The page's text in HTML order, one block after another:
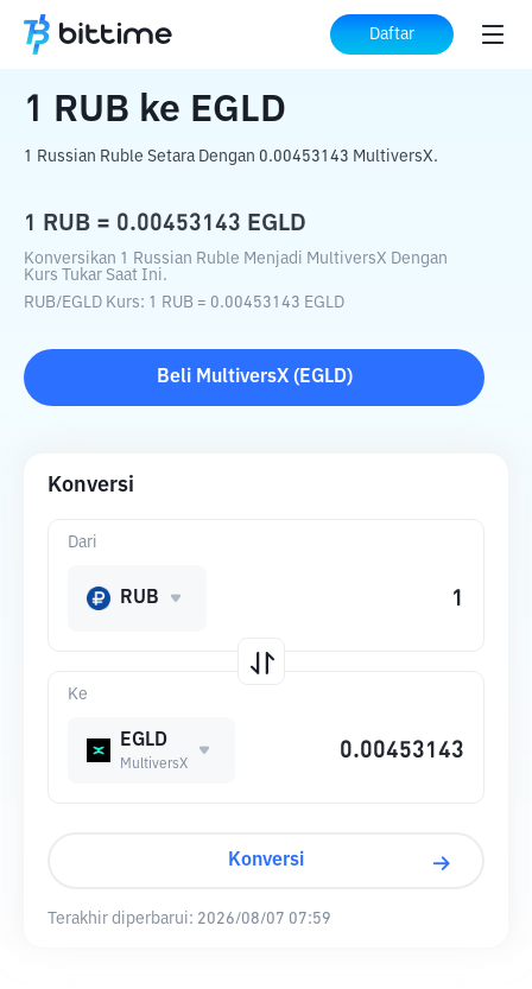
Daftar
Beranda Konverter Kripto ke EGLD
1 RUB ke EGLD
1 Russian Ruble Setara Dengan 0.00453143 MultiversX.
1 RUB = 0.00453143 EGLD
Konversikan 1 Russian Ruble Menjadi MultiversX Dengan
Kurs Tukar Saat Ini.
RUB/EGLD Kurs: 1 RUB = 0.00453143 EGLD
Beli MultiversX( EGLD)
Konversi
Ke
EGLD
MultiversX
Dari
RUB
Konversi
Terakhir diperbarui: 2026/08/07 07:59